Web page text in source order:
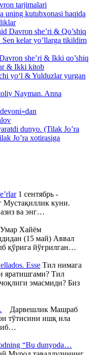
tarjimalari
uning kutubxonasi haqida
Davron she’ri & Qo’shiq
kelar yo’llarga tikildim
she’ri & Ikki qo’shiq
& Ikki kitob
yo‘l & Yulduzlar yurgan
Nayman. Anna
dunyo. (Tilak Jo’ra
Jo’ra xotirasiga
1 сентябрь -
Мустақиллик куни.
ва энг…
Хайём
(15 май) Аввал
қўрига йўғрилган…
Esse Тил нимага
яратишгами? Тил
эмасмиди? Биз
Дарвешлик Машраб
тўтисини ишқ ила
“Bu dunyoda…